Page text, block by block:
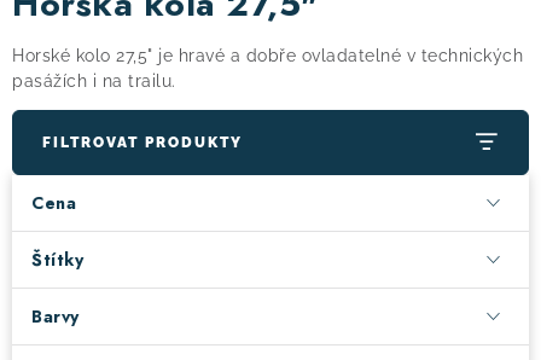
KOLOBĚŽKY
OBLEČENÍ A BOTY
DOPLŇKY
CAMPING
VÝPRODEJ
Horské kolo 27,5" je hravé a dobře ovladatelné v technických
pasážích i na trailu.
FILTROVAT PRODUKTY
Cena
Štítky
Barvy